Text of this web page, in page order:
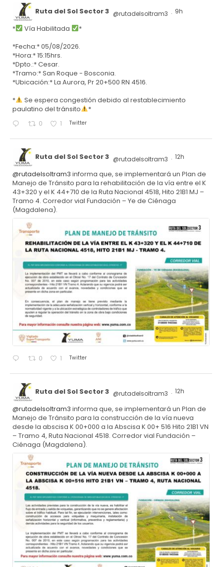
Ruta del Sol Sector 3 @rutadelsoltram3 · 9h
* Vía Habilitada
*
*Fecha:* 05/08/2026.
*Hora:* 15:15hrs.
*Dpto.:* Cesar.
*Tramo:* San Roque - Bosconia.
*Ubicación:* La Aurora, Pr 20+500 RN 4516.
*
Se espera congestión debido al restablecimiento
paulatino del tránsito
*
0 1 Twitter
Ruta del Sol Sector 3 @rutadelsoltram3 · 12h
@rutadelsoltram3 informa que, se implementará un Plan de
Manejo de Tránsito para la rehabilitación de la vía entre el K
43+320 y el K 44+710 de la Ruta Nacional 4518, Hito 21B1 MJ –
Tramo 4. Corredor vial Fundación – Ye de Ciénaga
(Magdalena).
0 1 Twitter
Ruta del Sol Sector 3 @rutadelsoltram3 · 12h
@rutadelsoltram3 informa que, se implementará un Plan de
Manejo de Tránsito para la construcción de la vía nueva
desde la abscisa K 00+000 a la Abscisa K 00+ 516 Hito 21B1 VN
– Tramo 4, Ruta Nacional 4518. Corredor vial Fundación –
Ciénaga (Magdalena).